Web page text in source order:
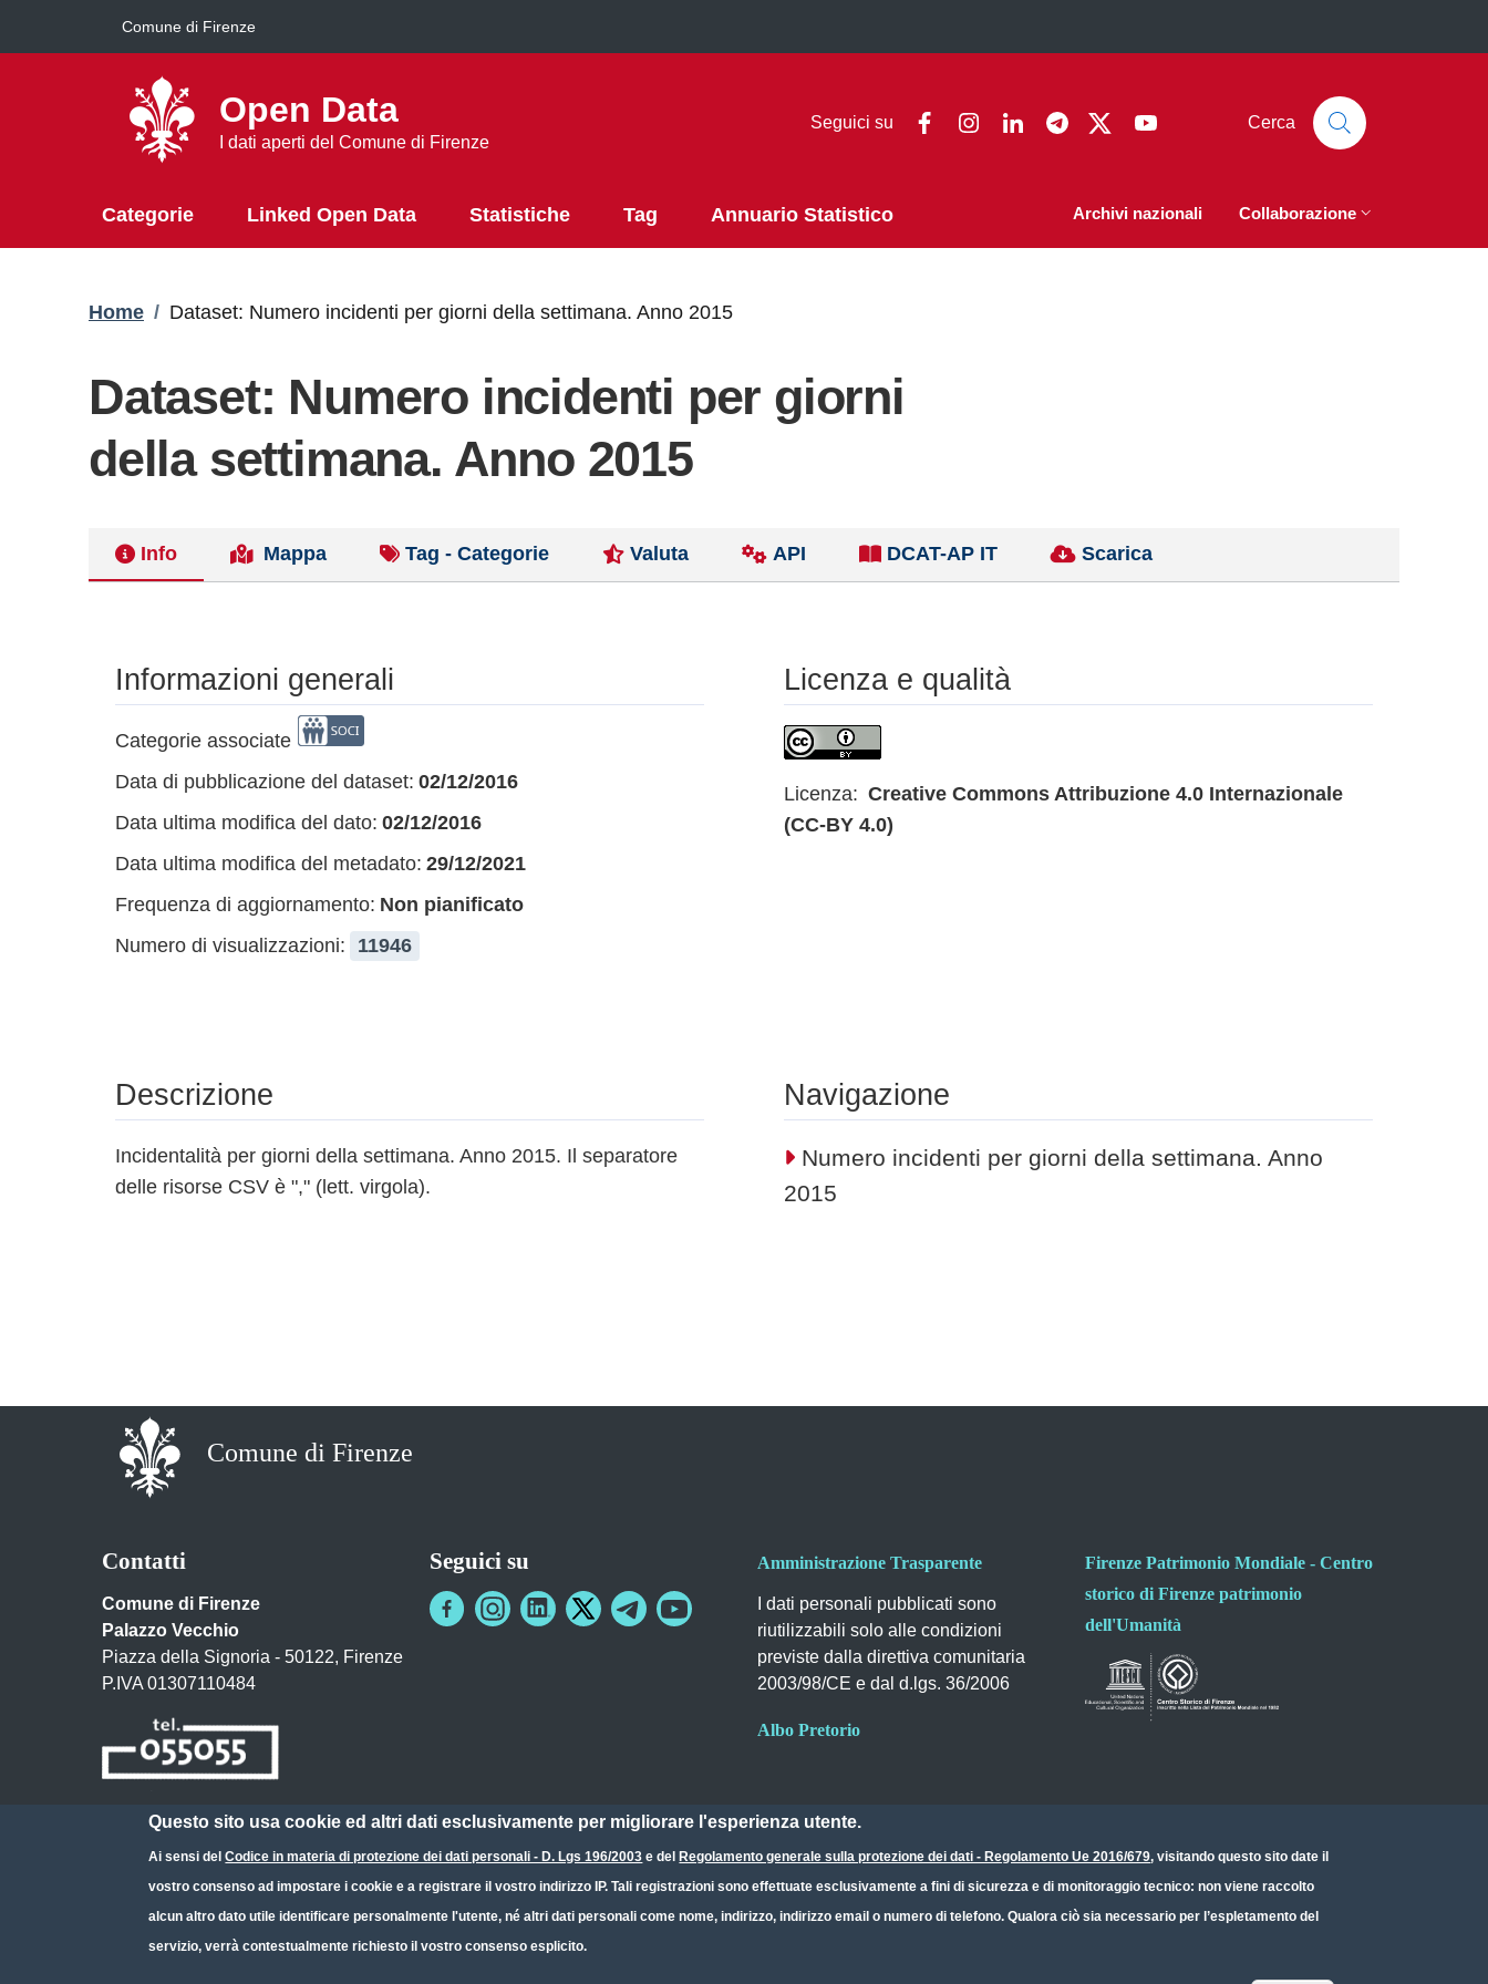
Comune di Firenze
Open Data
I dati aperti del Comune di Firenze
Seguici su FacebookInstagramLinkedinTelegram
Twitter Cerca
Categorie Linked Open Data Statistiche Tag Annuario Statistico Archivi nazionali Collaborazione
Briciole di pane
Home / Dataset: Numero incidenti per giorni della settimana. Anno 2015
Dataset: Numero incidenti per giorni
della settimana. Anno 2015
Info Mappa Tag - Categorie Valuta API DCAT-AP IT Scarica
Informazioni generali
Categorie associate
Data di pubblicazione del dataset: 02/12/2016
Data ultima modifica del dato: 02/12/2016
Data ultima modifica del metadato: 29/12/2021
Frequenza di aggiornamento: Non pianificato
Numero di visualizzazioni:
11946
Licenza e qualità
Licenza: Creative Commons Attribuzione 4.0 Internazionale
(CC-BY 4.0)
Descrizione
Incidentalità per giorni della settimana. Anno 2015. Il separatore
delle risorse CSV è "," (lett. virgola).
Navigazione
Numero incidenti per giorni della settimana. Anno
2015
Comune di Firenze
Contatti
Comune di Firenze
Palazzo Vecchio
Piazza della Signoria - 50122, Firenze
P.IVA 01307110484
Posta Elettronica Certificata
Seguici su Amministrazione Trasparente
I dati personali pubblicati sono
riutilizzabili solo alle condizioni
previste dalla direttiva comunitaria
2003/98/CE e dal d.lgs. 36/2006
Albo Pretorio
Firenze Patrimonio Mondiale - Centro
storico di Firenze patrimonio
dell'Umanità
Small prints
Useful links section
Questo sito usa cookie ed altri dati esclusivamente per migliorare l'esperienza utente.
Ai sensi delCodice in materia di protezione dei dati personali - D. Lgs 196/2003 e del Regolamento generale sulla protezione dei dati - Regolamento Ue 2016/679, visitando questo sito date il
vostro consenso ad impostare i cookie e a registrare il vostro indirizzo IP. Tali registrazioni sono effettuate esclusivamente a fini di sicurezza e di monitoraggio tecnico: non viene raccolto
alcun altro dato utile identificare personalmente l'utente, né altri dati personali come nome, indirizzo, indirizzo email o numero di telefono. Qualora ciò sia necessario per l’espletamento del
servizio, verrà contestualmente richiesto il vostro consenso esplicito.